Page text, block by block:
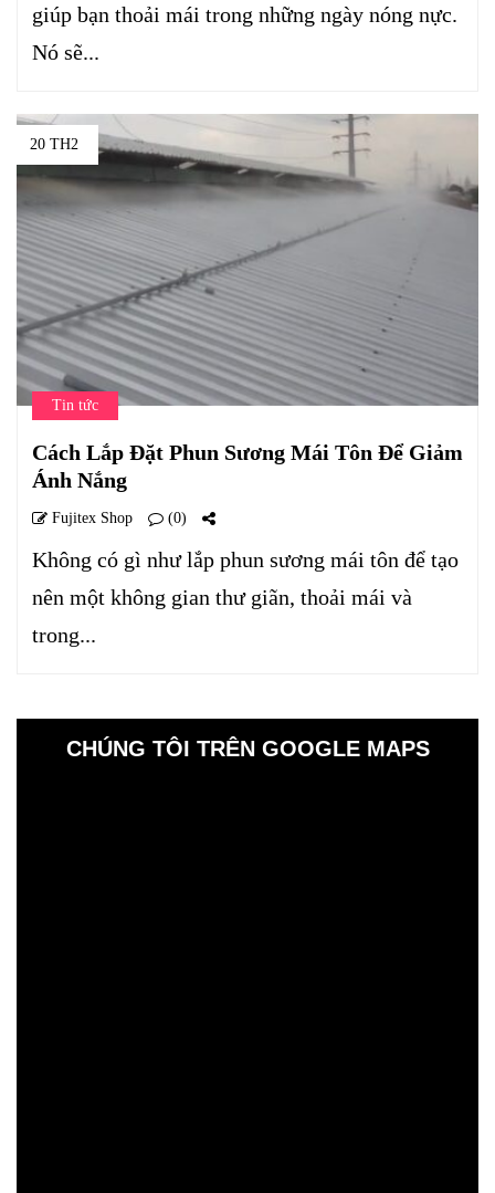
giúp bạn thoải mái trong những ngày nóng nực.
Nó sẽ...
20 TH2
Tin tức
Cách Lắp Đặt Phun Sương Mái Tôn Để Giảm
Ánh Nắng
Fujitex Shop (0)
Không có gì như lắp phun sương mái tôn để tạo
nên một không gian thư giãn, thoải mái và
trong...
CHÚNG TÔI TRÊN GOOGLE MAPS